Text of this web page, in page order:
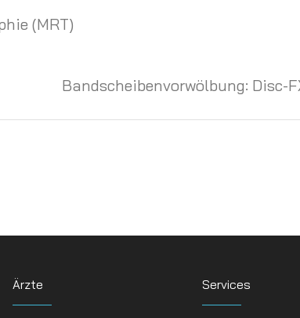
(MRT)
Bandscheibenvorwölbung: Disc-
Ärzte Services